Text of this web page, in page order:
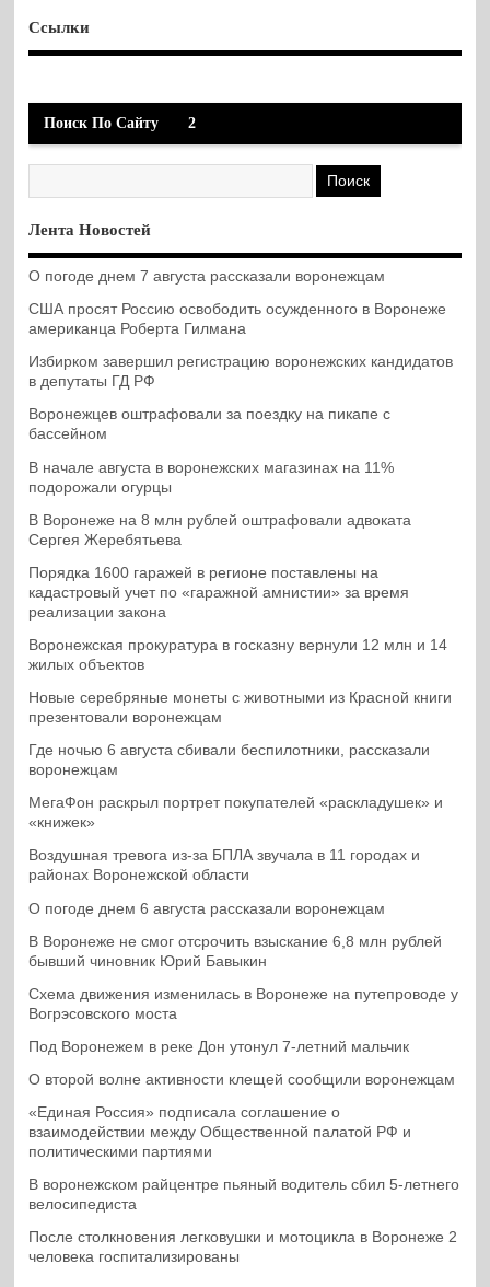
Ссылки
Поиск По Сайту 2
Лента Новостей
О погоде днем 7 августа рассказали воронежцам
США просят Россию освободить осужденного в Воронеже
американца Роберта Гилмана
Избирком завершил регистрацию воронежских кандидатов
в депутаты ГД РФ
Воронежцев оштрафовали за поездку на пикапе с
бассейном
В начале августа в воронежских магазинах на 11%
подорожали огурцы
В Воронеже на 8 млн рублей оштрафовали адвоката
Сергея Жеребятьева
Порядка 1600 гаражей в регионе поставлены на
кадастровый учет по «гаражной амнистии» за время
реализации закона
Воронежская прокуратура в госказну вернули 12 млн и 14
жилых объектов
Новые серебряные монеты с животными из Красной книги
презентовали воронежцам
Где ночью 6 августа сбивали беспилотники, рассказали
воронежцам
МегаФон раскрыл портрет покупателей «раскладушек» и
«книжек»
Воздушная тревога из-за БПЛА звучала в 11 городах и
районах Воронежской области
О погоде днем 6 августа рассказали воронежцам
В Воронеже не смог отсрочить взыскание 6,8 млн рублей
бывший чиновник Юрий Бавыкин
Схема движения изменилась в Воронеже на путепроводе у
Вогрэсовского моста
Под Воронежем в реке Дон утонул 7-летний мальчик
О второй волне активности клещей сообщили воронежцам
«Единая Россия» подписала соглашение о
взаимодействии между Общественной палатой РФ и
политическими партиями
В воронежском райцентре пьяный водитель сбил 5-летнего
велосипедиста
После столкновения легковушки и мотоцикла в Воронеже 2
человека госпитализированы